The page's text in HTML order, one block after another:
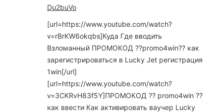
Du2buVo
[url=https://www.youtube.com/watch?
v=rBrKW6okqbs]Куда Где вводить
Взломанный ПРОМОКОД ??promo4win?? как
зарегистрироваться в Lucky Jet регистрация
1win[/url]
[url=https://www.youtube.com/watch?
v=3CKRvH83f5Y]ПРОМОКОД ?? promo4win ??
как ввести Как активировать ваучер Lucky